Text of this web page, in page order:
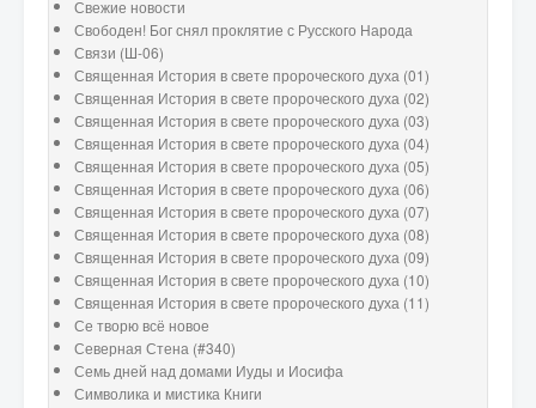
Свежие новости
Свободен! Бог снял проклятие с Русского Народа
Связи (Ш-06)
Священная История в свете пророческого духа (01)
Священная История в свете пророческого духа (02)
Священная История в свете пророческого духа (03)
Священная История в свете пророческого духа (04)
Священная История в свете пророческого духа (05)
Священная История в свете пророческого духа (06)
Священная История в свете пророческого духа (07)
Священная История в свете пророческого духа (08)
Священная История в свете пророческого духа (09)
Священная История в свете пророческого духа (10)
Священная История в свете пророческого духа (11)
Се творю всё новое
Северная Стена (#340)
Семь дней над домами Иуды и Иосифа
Символика и мистика Книги